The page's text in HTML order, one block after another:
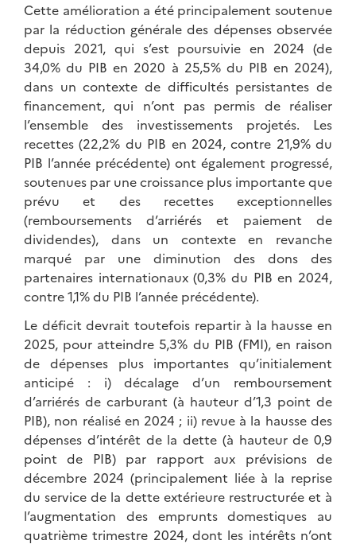
Cette amélioration a été principalement soutenue
par la réduction générale des dépenses observée
depuis 2021, qui s’est poursuivie en 2024 (de
34,0% du PIB en 2020 à 25,5% du PIB en 2024),
dans un contexte de difficultés persistantes de
financement, qui n’ont pas permis de réaliser
l’ensemble des investissements projetés. Les
recettes (22,2% du PIB en 2024, contre 21,9% du
PIB l’année précédente) ont également progressé,
soutenues par une croissance plus importante que
prévu et des recettes exceptionnelles
(remboursements d’arriérés et paiement de
dividendes), dans un contexte en revanche
marqué par une diminution des dons des
partenaires internationaux (0,3% du PIB en 2024,
contre 1,1% du PIB l’année précédente).
Le déficit devrait toutefois repartir à la hausse en
2025, pour atteindre 5,3% du PIB (FMI), en raison
de dépenses plus importantes qu’initialement
anticipé : i) décalage d’un remboursement
d’arriérés de carburant (à hauteur d’1,3 point de
PIB), non réalisé en 2024 ; ii) revue à la hausse des
dépenses d’intérêt de la dette (à hauteur de 0,9
point de PIB) par rapport aux prévisions de
décembre 2024 (principalement liée à la reprise
du service de la dette extérieure restructurée et à
l’augmentation des emprunts domestiques au
quatrième trimestre 2024, dont les intérêts n’ont